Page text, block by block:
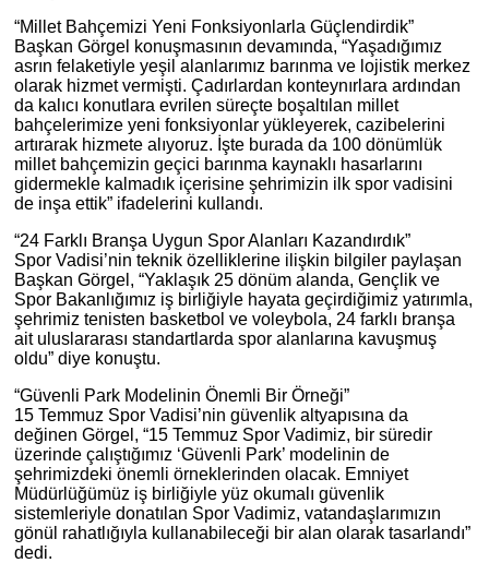
“Millet Bahçemizi Yeni Fonksiyonlarla Güçlendirdik”
Başkan Görgel konuşmasının devamında, “Yaşadığımız
asrın felaketiyle yeşil alanlarımız barınma ve lojistik merkez
olarak hizmet vermişti. Çadırlardan konteynırlara ardından
da kalıcı konutlara evrilen süreçte boşaltılan millet
bahçelerimize yeni fonksiyonlar yükleyerek, cazibelerini
artırarak hizmete alıyoruz. İşte burada da 100 dönümlük
millet bahçemizin geçici barınma kaynaklı hasarlarını
gidermekle kalmadık içerisine şehrimizin ilk spor vadisini
de inşa ettik” ifadelerini kullandı.
“24 Farklı Branşa Uygun Spor Alanları Kazandırdık”
Spor Vadisi’nin teknik özelliklerine ilişkin bilgiler paylaşan
Başkan Görgel, “Yaklaşık 25 dönüm alanda, Gençlik ve
Spor Bakanlığımız iş birliğiyle hayata geçirdiğimiz yatırımla,
şehrimiz tenisten basketbol ve voleybola, 24 farklı branşa
ait uluslararası standartlarda spor alanlarına kavuşmuş
oldu” diye konuştu.
“Güvenli Park Modelinin Önemli Bir Örneği”
15 Temmuz Spor Vadisi’nin güvenlik altyapısına da
değinen Görgel, “15 Temmuz Spor Vadimiz, bir süredir
üzerinde çalıştığımız ‘Güvenli Park’ modelinin de
şehrimizdeki önemli örneklerinden olacak. Emniyet
Müdürlüğümüz iş birliğiyle yüz okumalı güvenlik
sistemleriyle donatılan Spor Vadimiz, vatandaşlarımızın
gönül rahatlığıyla kullanabileceği bir alan olarak tasarlandı”
dedi.